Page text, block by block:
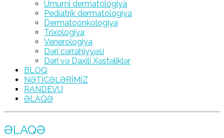
Ümumi dermatologiya
Pediatrik dermatologiya
Dermatoonkologiya
Trixologiya
Venerologiya
Dəri cərrahiyyəsi
Dəri və Daxili Xəstəliklər
BLOQ
NƏTİCƏLƏRİMİZ
RANDEVU
ƏLAQƏ
ƏLAQƏ